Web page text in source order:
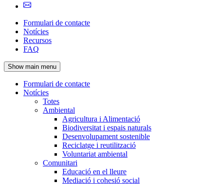
Navegació
principal
de
l'encapçalament
Formulari de contacte
Notícies
Recursos
FAQ
Show main menu
Navegació
principal
Formulari de contacte
Notícies
Totes
Ambiental
Agricultura i Alimentació
Biodiversitat i espais naturals
Desenvolupament sostenible
Reciclatge i reutilització
Voluntariat ambiental
Comunitari
Educació en el lleure
Mediació i cohesió social